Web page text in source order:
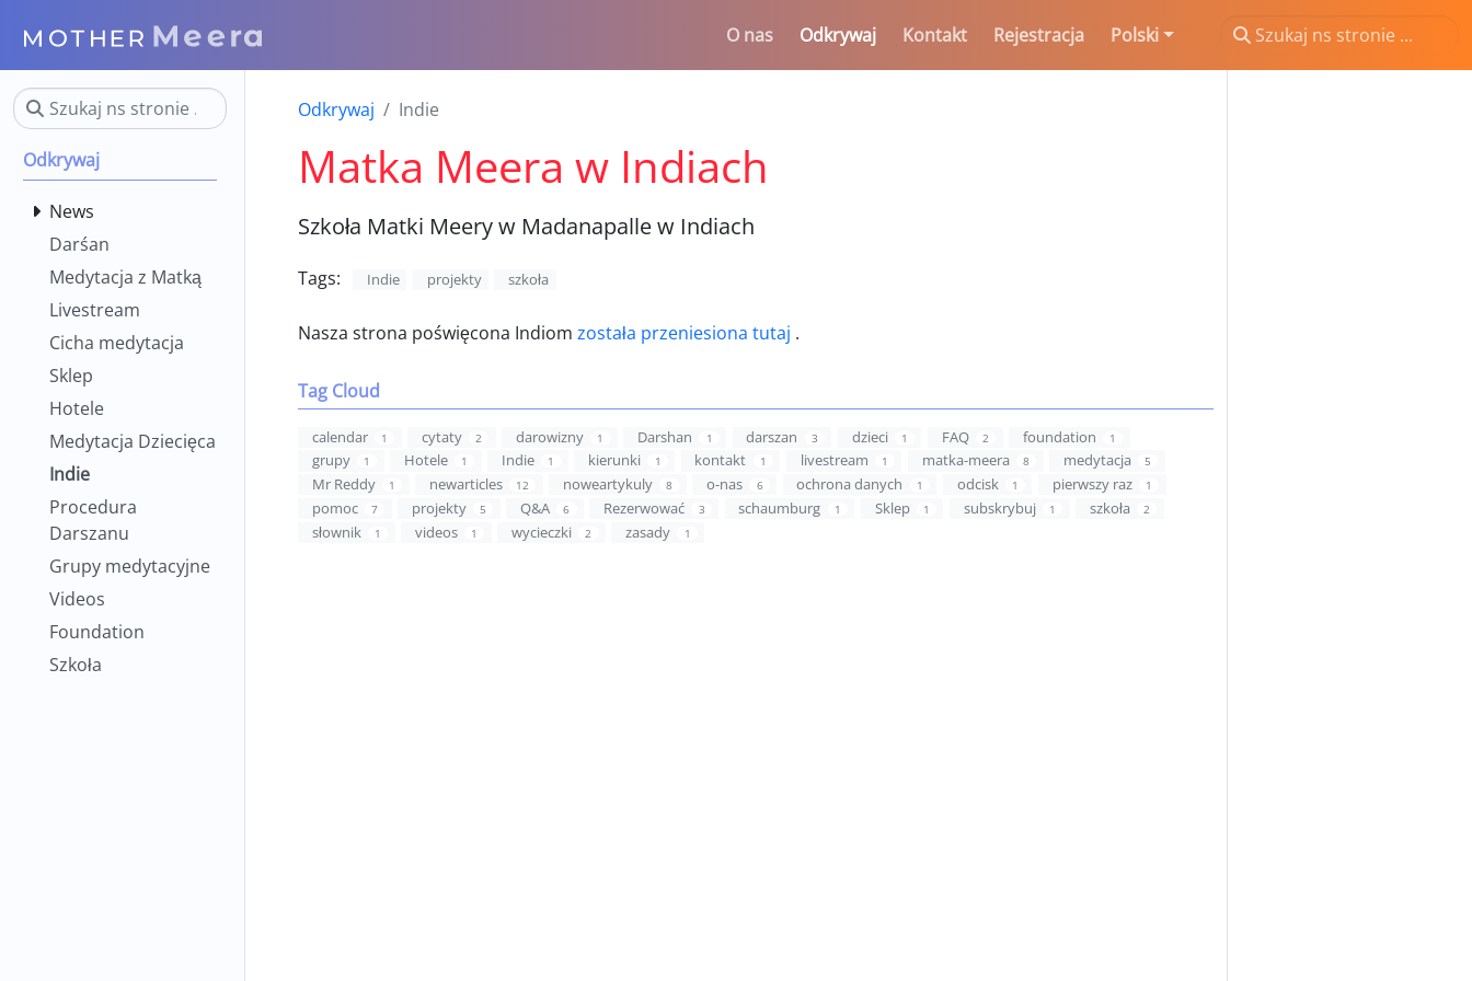
O nas Odkrywaj Kontakt Rejestracja Polski
Odkrywaj
News
Darśan
Medytacja z Matką
Livestream
Cicha medytacja
Sklep
Hotele
Medytacja Dziecięca
Indie
Procedura
Darszanu
Grupy medytacyjne
Videos
Foundation
Szkoła
Odkrywaj Indie
Matka Meera w Indiach
Szkoła Matki Meery w Madanapalle w Indiach
Tags: Indie projekty szkoła
Nasza strona poświęcona Indiom została przeniesiona tutaj .
Tag Cloud
calendar 1 cytaty 2 darowizny 1 Darshan 1 darszan 3 dzieci 1 FAQ 2 foundation 1
grupy 1 Hotele 1 Indie 1 kierunki 1 kontakt 1 livestream 1 matka-meera 8 medytacja 5
Mr Reddy 1 newarticles 12 noweartykuly 8 o-nas 6 ochrona danych 1 odcisk 1 pierwszy raz 1
pomoc 7 projekty 5 Q&A 6 Rezerwować 3 schaumburg 1 Sklep 1 subskrybuj 1 szkoła 2
słownik 1 videos 1 wycieczki 2 zasady 1